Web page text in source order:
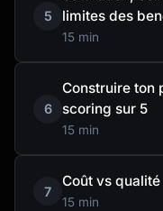
5
limites des
15 min
6
Construire ton
scoring sur 5
15 min
7
Coût vs
15 min